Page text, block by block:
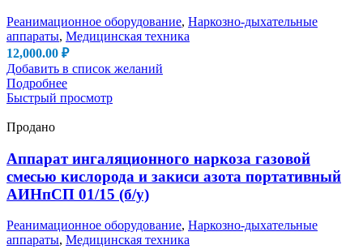
Реанимационное оборудование, Наркозно-дыхательные
аппараты, Медицинская техника
12,000.00 ₽
Добавить в список желаний
Подробнее
Быстрый просмотр
Продано
Аппарат ингаляционного наркоза газовой
смесью кислорода и закиси азота портативный
АИНпСП 01/15 (б/у)
Реанимационное оборудование, Наркозно-дыхательные
аппараты, Медицинская техника